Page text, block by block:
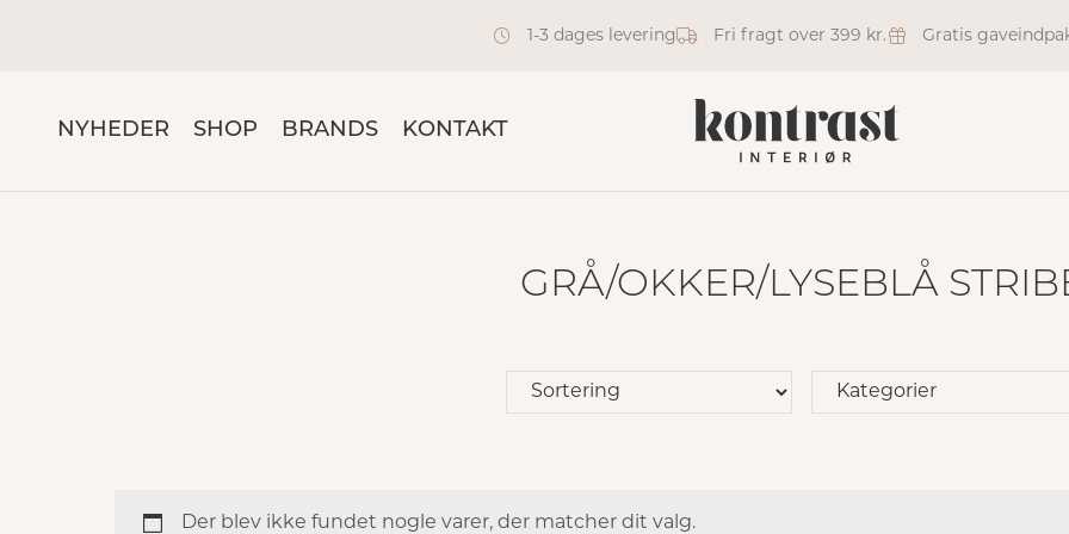
1-3 dages levering Fri fragt over 399 kr. Gratis
NYHEDER SHOP BRANDS KONTAKT
GRÅ/OKKER/LYSEBLÅ
Der blev ikke fundet nogle varer, der matcher dit valg.